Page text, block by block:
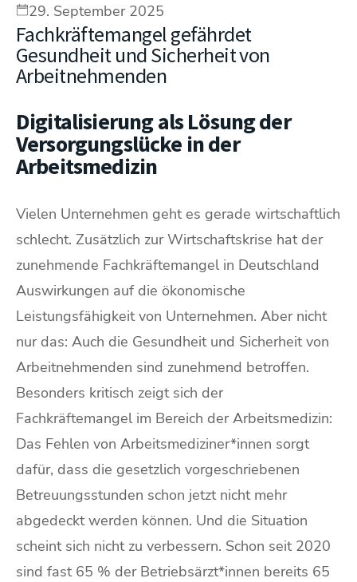
29. September 2025
Fachkräftemangel gefährdet
Gesundheit und Sicherheit von
Arbeitnehmenden
Digitalisierung als Lösung der
Versorgungslücke in der
Arbeitsmedizin
Vielen Unternehmen geht es gerade wirtschaftlich
schlecht. Zusätzlich zur Wirtschaftskrise hat der
zunehmende Fachkräftemangel in Deutschland
Auswirkungen auf die ökonomische
Leistungsfähigkeit von Unternehmen. Aber nicht
nur das: Auch die Gesundheit und Sicherheit von
Arbeitnehmenden sind zunehmend betroffen.
Besonders kritisch zeigt sich der
Fachkräftemangel im Bereich der Arbeitsmedizin:
Das Fehlen von Arbeitsmediziner*innen sorgt
dafür, dass die gesetzlich vorgeschriebenen
Betreuungsstunden schon jetzt nicht mehr
abgedeckt werden können. Und die Situation
scheint sich nicht zu verbessern. Schon seit 2020
sind fast 65 % der Betriebsärzt*innen bereits 65